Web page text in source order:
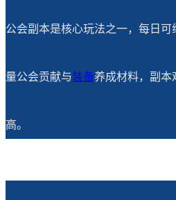
公会副本是核心玩法之一，每日
量公会贡献与装备养成材料，副本
高。